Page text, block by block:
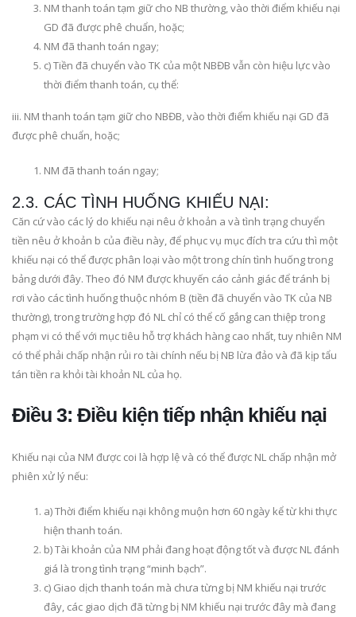
NM thanh toán tạm giữ cho NB thường, vào thời điểm khiếu nại
GD đã được phê chuẩn, hoặc;
NM đã thanh toán ngay;
c) Tiền đã chuyển vào TK của một NBĐB vẫn còn hiệu lực vào
thời điểm thanh toán, cụ thể:
iii. NM thanh toán tạm giữ cho NBĐB, vào thời điểm khiếu nại GD đã
được phê chuẩn, hoặc;
NM đã thanh toán ngay;
2.3. CÁC TÌNH HUỐNG KHIẾU NẠI:
Căn cứ vào các lý do khiếu nại nêu ở khoản a và tình trạng chuyển
tiền nêu ở khoản b của điều này, để phục vụ mục đích tra cứu thì một
khiếu nại có thể được phân loại vào một trong chín tình huống trong
bảng dưới đây. Theo đó NM được khuyến cáo cảnh giác để tránh bị
rơi vào các tình huống thuộc nhóm B (tiền đã chuyển vào TK của NB
thường), trong trường hợp đó NL chỉ có thể cố gắng can thiệp trong
phạm vi có thể với mục tiêu hỗ trợ khách hàng cao nhất, tuy nhiên NM
có thể phải chấp nhận rủi ro tài chính nếu bị NB lừa đảo và đã kịp tẩu
tán tiền ra khỏi tài khoản NL của họ.
Điều 3: Điều kiện tiếp nhận khiếu nại
Khiếu nại của NM được coi là hợp lệ và có thể được NL chấp nhận mở
phiên xử lý nếu:
a) Thời điểm khiếu nại không muộn hơn 60 ngày kể từ khi thực
hiện thanh toán.
b) Tài khoản của NM phải đang hoạt động tốt và được NL đánh
giá là trong tình trạng “minh bạch”.
c) Giao dịch thanh toán mà chưa từng bị NM khiếu nại trước
đây, các giao dịch đã từng bị NM khiếu nại trước đây mà đang